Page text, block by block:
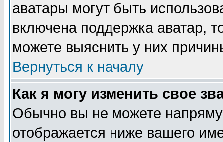
аватары могут быть
включена поддержка аватар,
можете выяснить у них
Вернуться к началу
Как я могу изменить свое
Обычно вы не можете
отображается ниже вашего